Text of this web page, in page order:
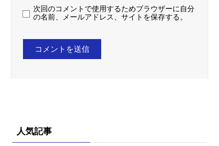
次回のコメントで使用するためブラウザーに自分
の名前、メールアドレス、サイトを保存する。
人気記事